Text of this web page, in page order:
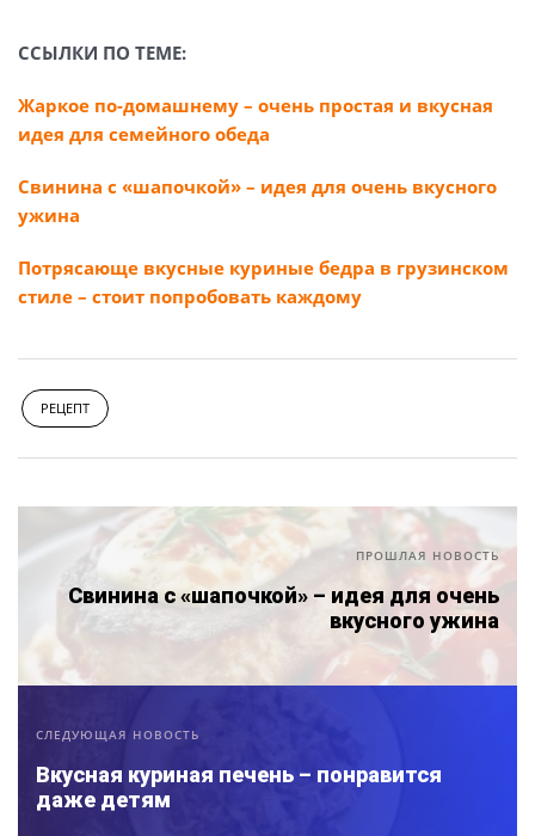
ССЫЛКИ ПО ТЕМЕ:
Жаркое по-домашнему – очень простая и вкусная
идея для семейного обеда
Свинина с «шапочкой» – идея для очень вкусного
ужина
Потрясающе вкусные куриные бедра в грузинском
стиле – стоит попробовать каждому
РЕЦЕПТ
ПРОШЛАЯ НОВОСТЬ
Свинина с «шапочкой» – идея для очень
вкусного ужина
СЛЕДУЮЩАЯ НОВОСТЬ
Вкусная куриная печень – понравится
даже детям